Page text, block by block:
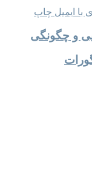
با ایمیل چاپ
و چگونگی